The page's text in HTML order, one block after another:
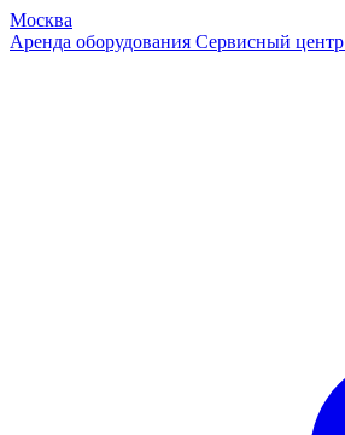
Москва
Аренда оборудования Сервисный центр